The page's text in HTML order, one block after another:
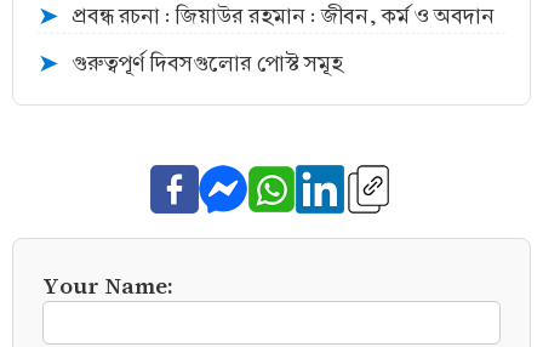
➤ প্রবন্ধ রচনা : জিয়াউর রহমান : জীবন, কর্ম ও অবদান
➤ গুরুত্বপূর্ণ দিবসগুলোর পোস্ট সমূহ
Your Name: